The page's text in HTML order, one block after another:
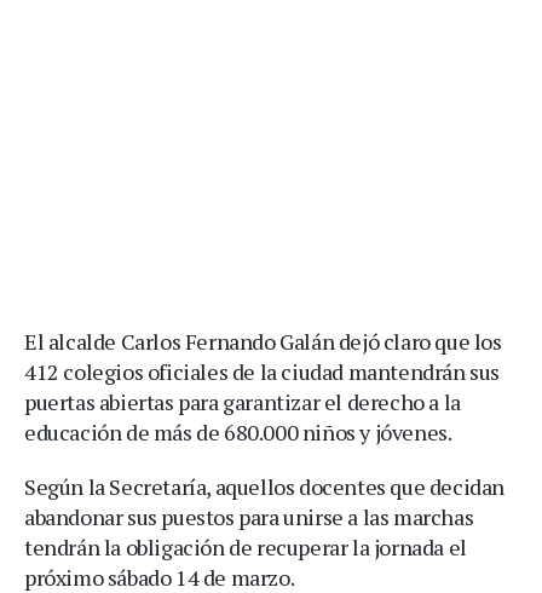
El alcalde Carlos Fernando Galán dejó claro que los
412 colegios oficiales de la ciudad mantendrán sus
puertas abiertas para garantizar el derecho a la
educación de más de 680.000 niños y jóvenes.
Según la Secretaría, aquellos docentes que decidan
abandonar sus puestos para unirse a las marchas
tendrán la obligación de recuperar la jornada el
próximo sábado 14 de marzo.